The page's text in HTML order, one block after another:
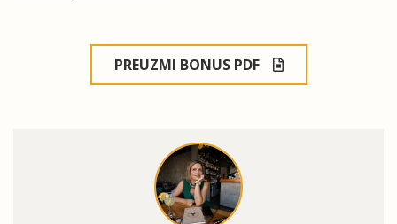
PREUZMI BONUS PDF